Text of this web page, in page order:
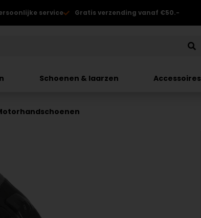
service Gratis verzending vanaf €50.-
Schoenen & laarzen Accessoires